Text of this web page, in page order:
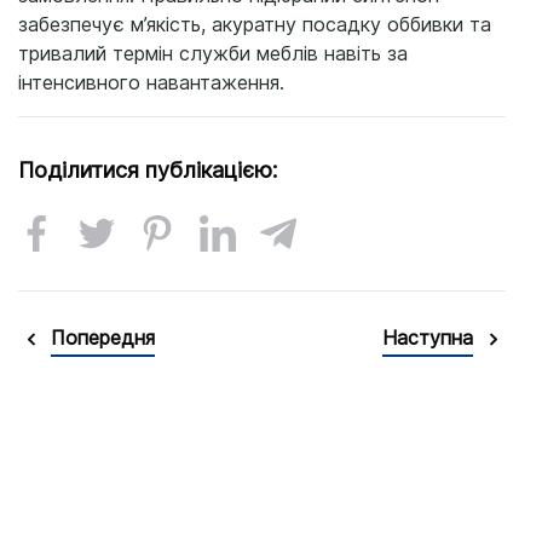
забезпечує м’якість, акуратну посадку оббивки та
тривалий термін служби меблів навіть за
інтенсивного навантаження.
Поділитися публікацією:
Попередня Наступна